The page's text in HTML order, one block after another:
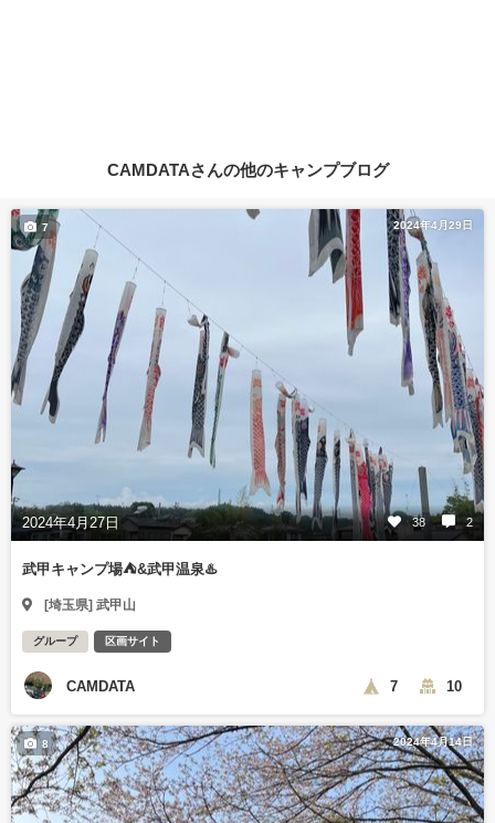
CAMDATAさんの他のキャンプブログ
2024年4月29日
2024年4月27日 38 2
7
武甲キャンプ場⛺️&武甲温泉♨️
[埼玉県] 武甲山
グループ 区画サイト
CAMDATA 7 10
2024年4月14日
8